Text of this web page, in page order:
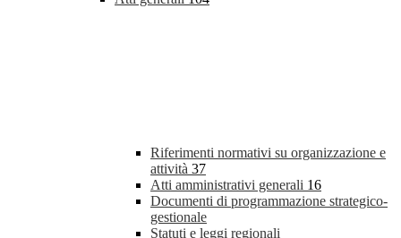
Riferimenti normativi su organizzazione e
attività 37
Atti amministrativi generali 16
Documenti di programmazione strategico-
gestionale
Statuti e leggi regionali